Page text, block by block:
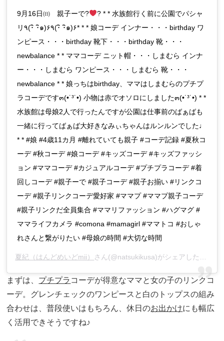
9月16日㈰ 親子ーで?
? * * 水族館行く前に公園でパシャ
リ٩(･ิ ･ิ๑)۶٩(･ิ ･ิ๑)۶* * * 娘コーデ インナー・・・birthday ワ
ンピース・・・birthday 靴下・・・birthday 靴・・・
newbalance * * ママコーデ ニット帽・・・しまむら インナ
ー・・・しまむら ワンピース・・・しまむら 靴・・・
newbalance * * 娘っちはbirthday、ママはしまむらのプチプ
ラコーデです๓(•˙³˙•) 小物は赤でオソロにしました๓(•˙³˙•) * *
水族館は母娘2人で行ったんですが公園は仕事前のばぁばも
一緒に行ってばぁば大好きなみぃちゃんはルンルンでした♩
* * #娘 #4歳11カ月 #離れていても親子 #コーデ記録 #夏秋コ
ーデ #秋コーデ #娘コーデ #キッズコーデ #キッズファッシ
ョン #ママコーデ #カジュアルコーデ #プチプラコーデ #着
回しコーデ #親子ーで #親子コーデ #親子お揃い #リンクコ
ーデ #親子リンクコーデ愛好家 #ママプ #ママプ親子コーデ
#親子リンクだ全員集合 #ママリファッション #ハグマグ #
ママライフカメラ #comona #mamagirl #ママトコ #おしゃ
れさんと繋がりたい #母娘の時間 #大切な時間
夏紀（はんどめいどmii） さん(@natsukikusa)がシェアした投稿 –
まずは、 プチプラ コーデが得意なママと女の子のリンクコ
ーデ。グレンチェックのワンピースと白のトップスの組み
合わせは、普段使いはもちろん、休日のお出かけにも幅広
く活用できそうですね♪